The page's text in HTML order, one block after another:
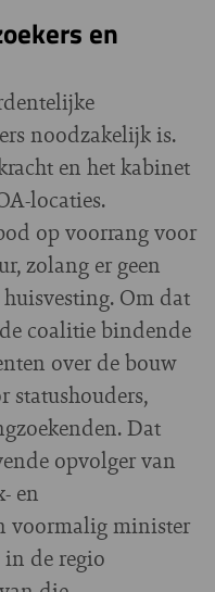
en
noodzakelijk is.
en het kabinet
locaties.
op voorrang voor
zolang er geen
Om dat
coalitie bindende
over de bouw
Dat
opvolger van
en
voormalig minister
in de regio